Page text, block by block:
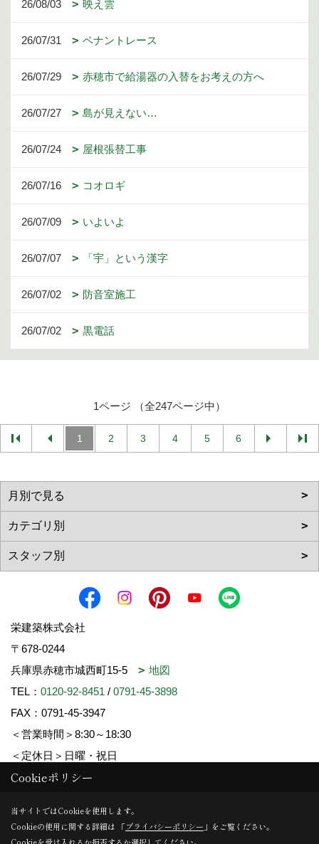
26/08/03 映え雲
26/07/31 ペナントレース
26/07/29 赤穂市で給湯器の入替をお考えの方へ
26/07/27 島が見えない…
26/07/24 屋根張替工事
26/07/16 コオロギ
26/07/09 いよいよ
26/07/07 「宇」という漢字
26/07/02 防音室施工
26/07/02 黒電話
1ページ （全247ページ中）
1 2 3 4 5 6
栄建築株式会社
〒678-0244
兵庫県赤穂市城西町15-5
地図
TEL： 0120-92-8451 / 0791-45-3898
FAX：0791-45-3947
＜営業時間＞8:30～18:30
＜定休日＞日曜・祝日
Copyright (c) SAKAE-KENCHIKU. All Rights Reserved.
Produced byゴデスクリエイト
Cookieポリシー
当サイトではCookieを使用します。
Cookieの使用に関する詳細は 「プライバシーポリシー 」をご覧ください。